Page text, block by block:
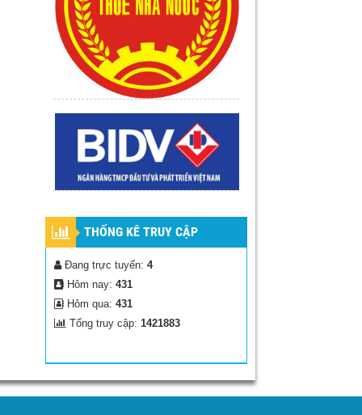
THỐNG KÊ TRUY CẬP
Đang trực tuyến: 4
Hôm nay: 431
Hôm qua: 431
Tổng truy cập: 1421883